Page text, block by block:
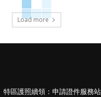
Load more
特區護照續領：申請證件服務